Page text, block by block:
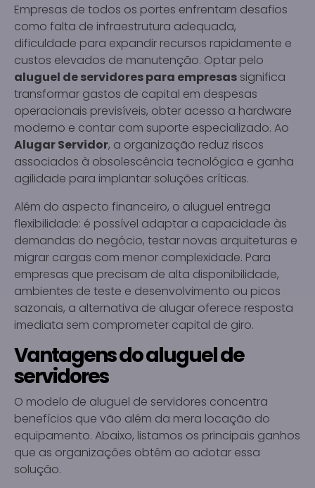
Empresas de todos os portes enfrentam desafios
como falta de infraestrutura adequada,
dificuldade para expandir recursos rapidamente e
custos elevados de manutenção. Optar pelo
aluguel de servidores para empresas significa
transformar gastos de capital em despesas
operacionais previsíveis, obter acesso a hardware
moderno e contar com suporte especializado. Ao
Alugar Servidor, a organização reduz riscos
associados à obsolescência tecnológica e ganha
agilidade para implantar soluções críticas.
Além do aspecto financeiro, o aluguel entrega
flexibilidade: é possível adaptar a capacidade às
demandas do negócio, testar novas arquiteturas e
migrar cargas com menor complexidade. Para
empresas que precisam de alta disponibilidade,
ambientes de teste e desenvolvimento ou picos
sazonais, a alternativa de alugar oferece resposta
imediata sem comprometer capital de giro.
Vantagens do aluguel de
servidores
O modelo de aluguel de servidores concentra
benefícios que vão além da mera locação do
equipamento. Abaixo, listamos os principais ganhos
que as organizações obtêm ao adotar essa
solução.